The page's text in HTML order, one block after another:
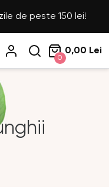
de peste 150 lei!
0
0,00 Lei